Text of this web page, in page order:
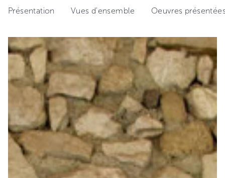
Présentation Vues d'ensemble Oeuvres